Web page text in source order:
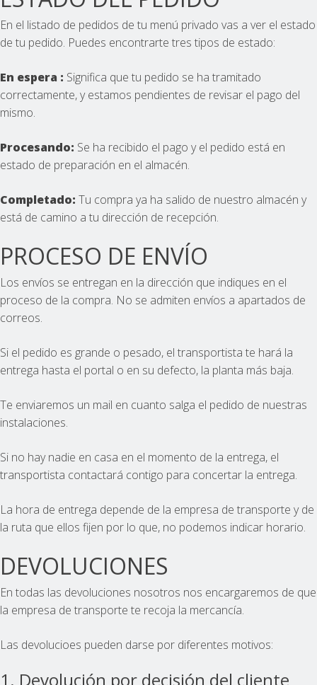
En el listado de pedidos de tu menú privado vas a ver el estado
de tu pedido. Puedes encontrarte tres tipos de estado:
En espera : Significa que tu pedido se ha tramitado
correctamente, y estamos pendientes de revisar el pago del
mismo.
Procesando: Se ha recibido el pago y el pedido está en
estado de preparación en el almacén.
Completado: Tu compra ya ha salido de nuestro almacén y
está de camino a tu dirección de recepción.
PROCESO DE ENVÍO
Los envíos se entregan en la dirección que indiques en el
proceso de la compra. No se admiten envíos a apartados de
correos.
Si el pedido es grande o pesado, el transportista te hará la
entrega hasta el portal o en su defecto, la planta más baja.
Te enviaremos un mail en cuanto salga el pedido de nuestras
instalaciones.
Si no hay nadie en casa en el momento de la entrega, el
transportista contactará contigo para concertar la entrega.
La hora de entrega depende de la empresa de transporte y de
la ruta que ellos fijen por lo que, no podemos indicar horario.
DEVOLUCIONES
En todas las devoluciones nosotros nos encargaremos de que
la empresa de transporte te recoja la mercancía.
Las devolucioes pueden darse por diferentes motivos:
1. Devolución por decisión del cliente